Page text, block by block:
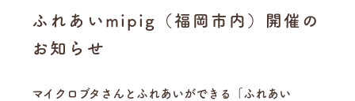
ふれあいmipig（福岡市内）開催の
お知らせ
マイクロブタさんとふれあいができる「ふれあい